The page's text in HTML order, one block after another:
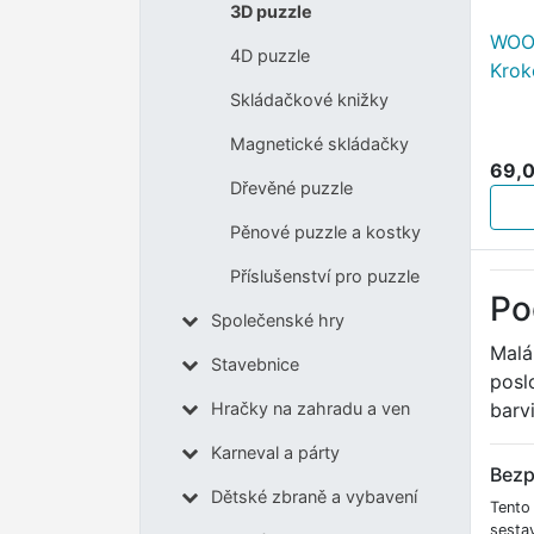
3D puzzle
4D puzzle
Skládačkové knižky
Magnetické skládačky
Dřevěné puzzle
Pěnové puzzle a kostky
Příslušenství pro puzzle
Společenské hry
Stavebnice
Hračky na zahradu a ven
Karneval a párty
Dětské zbraně a vybavení